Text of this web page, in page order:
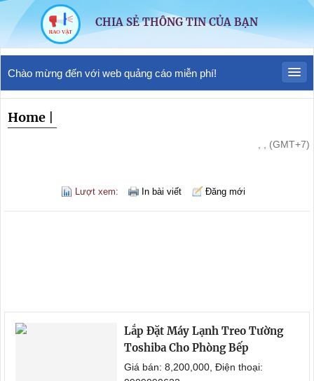
CHIA SẺ THÔNG TIN CỦA BẠN
Chào mừng đến với web quảng cáo miễn phí!
Home
, , (GMT+7)
Lượt xem: In bài viết Đăng mới
Lắp Đặt Máy Lạnh Treo Tường
Toshiba Cho Phòng Bếp
Giá bán: 8,200,000, Điện thoại: